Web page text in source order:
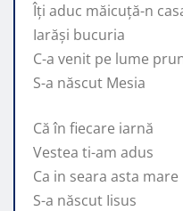
Îți aduc măicuță-n
Iarăși bucuria
C-a venit pe lume
S-a născut Mesia
Că în fiecare iarnă
Vestea ti-am adus
Ca in seara asta mare
S-a născut Iisus